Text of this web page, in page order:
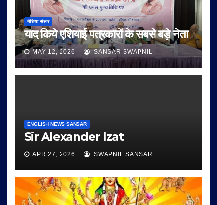
मीडिया संसार
याद किये एशियाई पत्रकारों के सबसे बड़े नेता
MAY 12, 2026 SANSAR SWAPNIL
ENGLISH NEWS SANSAR
Sir Alexander Izat
APR 27, 2026 SWAPNIL SANSAR